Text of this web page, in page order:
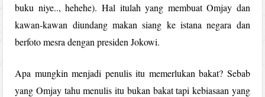
buku niye.., hehehe). Hal itulah yang membuat Omjay dan
kawan-kawan diundang makan siang ke istana negara dan
berfoto mesra dengan presiden Jokowi.
Apa mungkin menjadi penulis itu memerlukan bakat? Sebab
yang Omjay tahu menulis itu bukan bakat tapi kebiasaan yang